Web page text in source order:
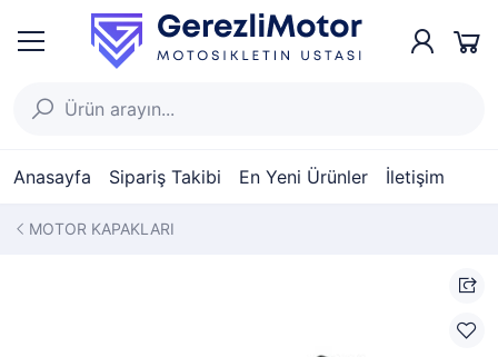
Anasayfa Sipariş Takibi En Yeni Ürünler İletişim
MOTOR KAPAKLARI